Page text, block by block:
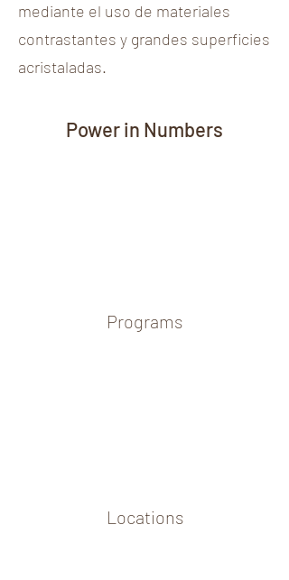
mediante el uso de materiales
contrastantes y grandes superficies
acristaladas.
Power in Numbers
Programs
Locations